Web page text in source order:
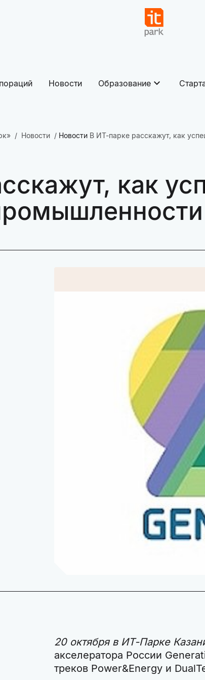
Новости Образование
Новости Новости В ИТ-парке расскажут, как
как
20 октября в ИТ-Парке
акселератора России
треков Power&Energy и